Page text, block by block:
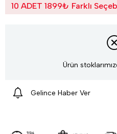
10 ADET 1899₺ Farklı
Ürün
Gelince Haber Ver